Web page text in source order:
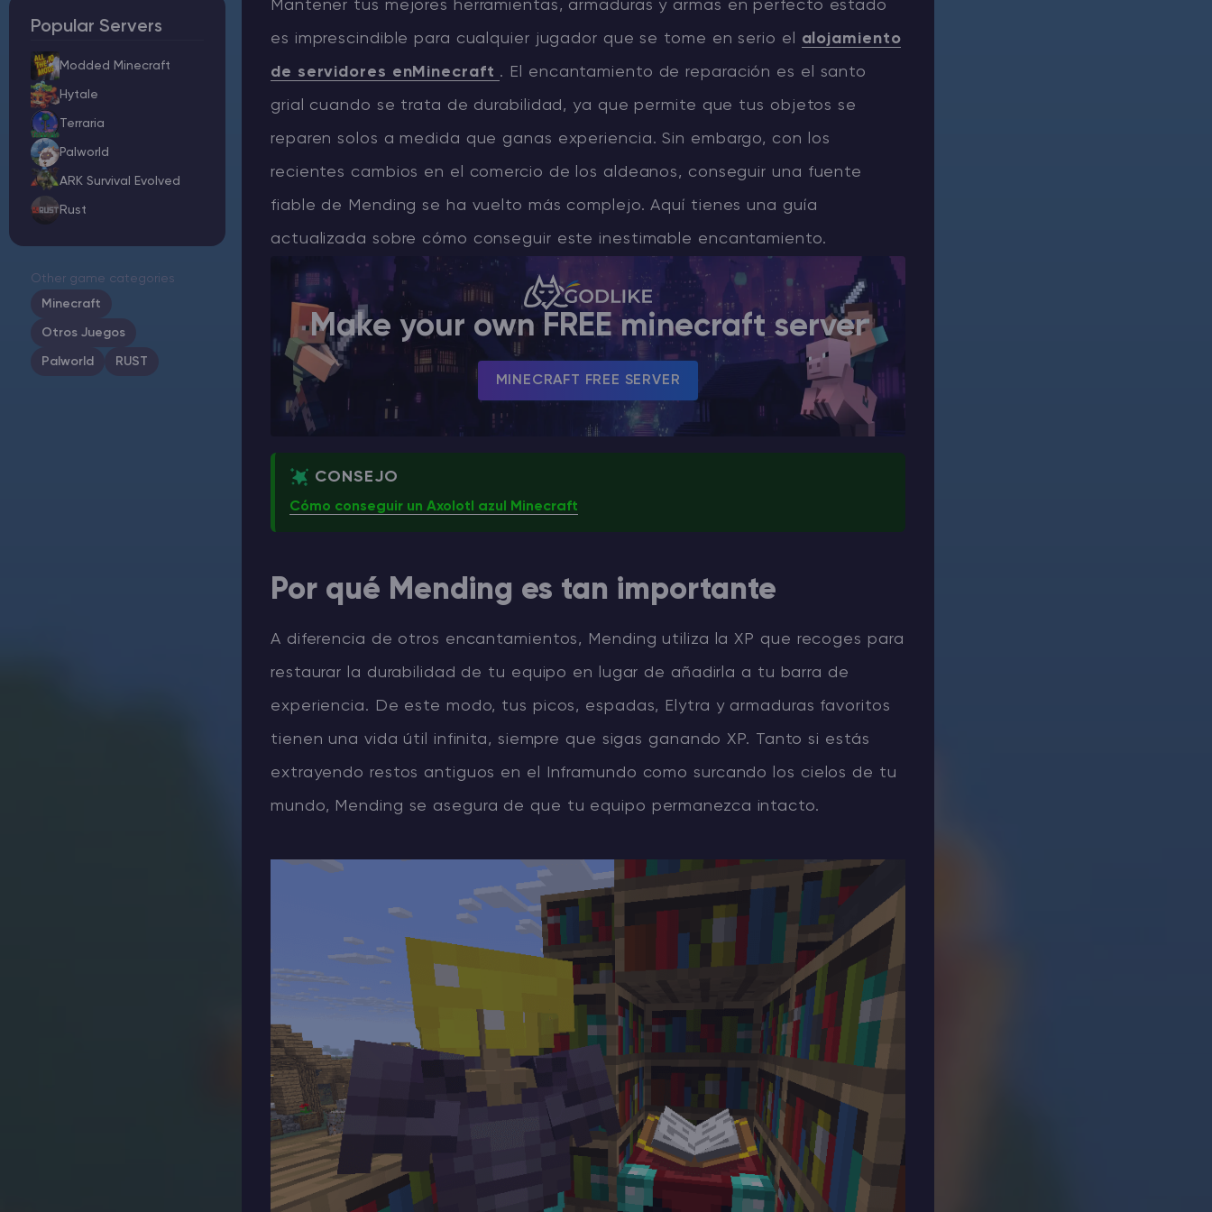
Minecraft Alojamiento de servidores
Hytale Hosting 50% OFF
Rust Alojamiento de servidores
Palworld Alojamiento de servidores
Popular Servers
Modded Minecraft
Hytale
Terraria
Palworld
ARK Survival Evolved
Rust
Other game categories
Minecraft
Otros Juegos
Palworld RUST
Mantener tus mejores herramientas, armaduras y armas en perfecto estado
es imprescindible para cualquier jugador que se tome en serio el alojamiento
de servidores enMinecraft . El encantamiento de reparación es el santo
grial cuando se trata de durabilidad, ya que permite que tus objetos se
reparen solos a medida que ganas experiencia. Sin embargo, con los
recientes cambios en el comercio de los aldeanos, conseguir una fuente
fiable de Mending se ha vuelto más complejo. Aquí tienes una guía
actualizada sobre cómo conseguir este inestimable encantamiento.
Make your own FREE minecraft server
MINECRAFT FREE SERVER
CONSEJO
Cómo conseguir un Axolotl azul Minecraft
Por qué Mending es tan importante
A diferencia de otros encantamientos, Mending utiliza la XP que recoges para
restaurar la durabilidad de tu equipo en lugar de añadirla a tu barra de
experiencia. De este modo, tus picos, espadas, Elytra y armaduras favoritos
tienen una vida útil infinita, siempre que sigas ganando XP. Tanto si estás
extrayendo restos antiguos en el Inframundo como surcando los cielos de tu
mundo, Mending se asegura de que tu equipo permanezca intacto.